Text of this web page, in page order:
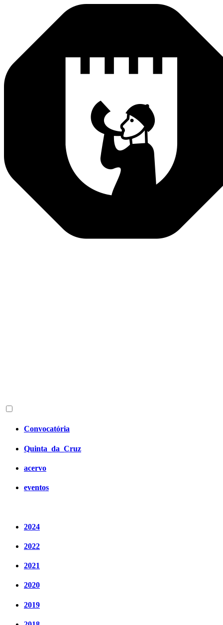
Convocatória
Quinta_da_Cruz
acervo
eventos
2024
2022
2021
2020
2019